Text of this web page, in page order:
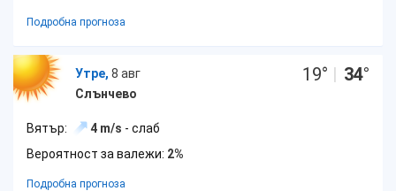
Подробна прогноза
Утре, 8 авг
Слънчево
19° | 34°
Вятър: 4 m/s - слаб
Вероятност за валежи: 2%
Подробна прогноза